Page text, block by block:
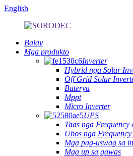
English
Balay
Mga produkto
Inverter
Hybrid nga Solar
Off Grid Solar
Baterya
Mppt
Micro Inverter
UPS
Taas nga Frequency
Ubos nga
Mga pag-uswag sa
Mga up sa gawas